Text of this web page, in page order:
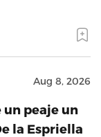
Aug 8, 2026
un peaje un
la Espriella